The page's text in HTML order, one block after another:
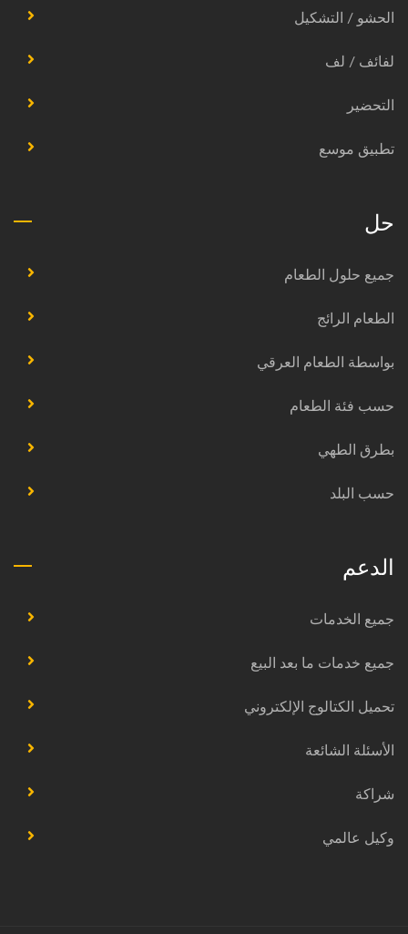
الحشو / التشكيل
لفائف / لف
التحضير
تطبيق موسع
حل
جميع حلول الطعام
الطعام الرائج
بواسطة الطعام العرقي
حسب فئة الطعام
بطرق الطهي
حسب البلد
الدعم
جميع الخدمات
جميع خدمات ما بعد البيع
تحميل الكتالوج الإلكتروني
الأسئلة الشائعة
شراكة
وكيل عالمي